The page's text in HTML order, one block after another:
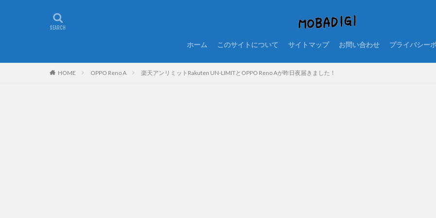
ホーム このサイトについて サイトマップ お問い合わせ プライバシー
HOME OPPO Reno A 楽天アンリミットRakuten UN-LIMITとOPPO Reno Aが昨日夜届きました！